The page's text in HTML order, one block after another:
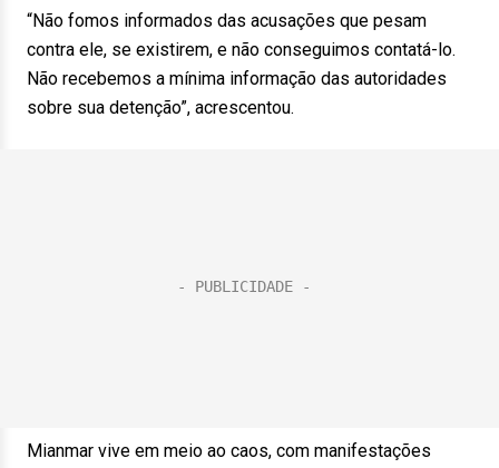
“Não fomos informados das acusações que pesam
contra ele, se existirem, e não conseguimos contatá-lo.
Não recebemos a mínima informação das autoridades
sobre sua detenção”, acrescentou.
Mianmar vive em meio ao caos, com manifestações